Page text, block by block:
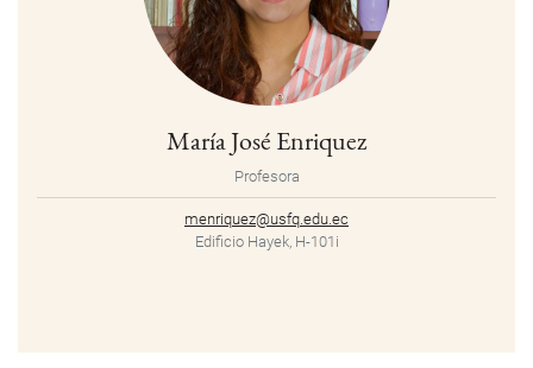
María José Enriquez
Profesora
menriquez@usfq.edu.ec
Edificio Hayek, H-101i